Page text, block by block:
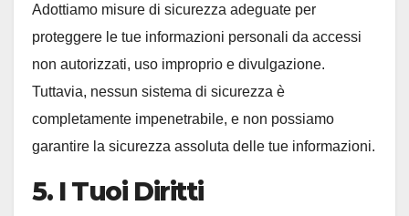
Adottiamo misure di sicurezza adeguate per
proteggere le tue informazioni personali da accessi
non autorizzati, uso improprio e divulgazione.
Tuttavia, nessun sistema di sicurezza è
completamente impenetrabile, e non possiamo
garantire la sicurezza assoluta delle tue informazioni.
5. I Tuoi Diritti